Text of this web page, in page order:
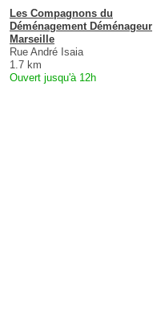
Les Compagnons du
Déménagement Déménageur
Marseille
Rue André Isaia
1.7 km
Ouvert jusqu'à 12h